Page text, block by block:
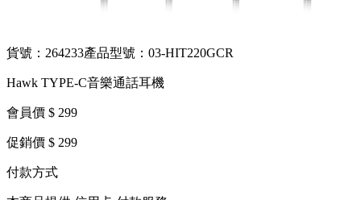
貨號：264233產品型號：03-HIT220GCR
Hawk TYPE-C音樂通話耳機
會員價 $ 299
促銷價 $ 299
付款方式